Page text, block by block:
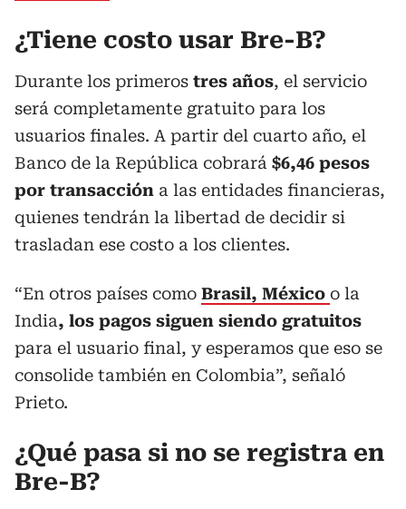
¿Tiene costo usar Bre-B?
Durante los primeros tres años, el servicio
será completamente gratuito para los
usuarios finales. A partir del cuarto año, el
Banco de la República cobrará $6,46 pesos
por transacción a las entidades financieras,
quienes tendrán la libertad de decidir si
trasladan ese costo a los clientes.
“En otros países como Brasil, México o la
India, los pagos siguen siendo gratuitos
para el usuario final, y esperamos que eso se
consolide también en Colombia”, señaló
Prieto.
¿Qué pasa si no se registra en
Bre-B?